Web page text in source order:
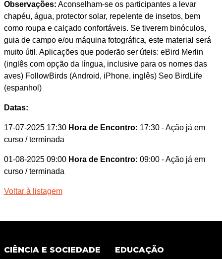
Observações: Aconselham-se os participantes a levar
chapéu, água, protector solar, repelente de insetos, bem
como roupa e calçado confortáveis. Se tiverem binóculos,
guia de campo e/ou máquina fotográfica, este material será
muito útil. Aplicações que poderão ser úteis: eBird Merlin
(inglês com opção da língua, inclusive para os nomes das
aves) FollowBirds (Android, iPhone, inglês) Seo BirdLife
(espanhol)
Datas:
17-07-2025 17:30 Hora de Encontro: 17:30 - Ação já em
curso / terminada
01-08-2025 09:00 Hora de Encontro: 09:00 - Ação já em
curso / terminada
Voltar à listagem
CIÊNCIA E SOCIEDADE EDUCAÇÃO